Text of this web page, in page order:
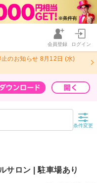
会員登録 ログイン
のお知らせ 8月12日 (水)
条件変更
サロン | 駐車場あり